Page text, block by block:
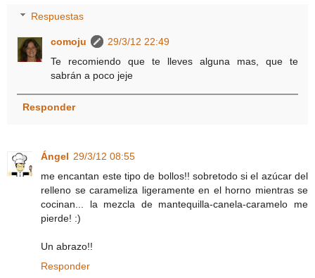
Respuestas
comoju
29/3/12 22:49
Te recomiendo que te lleves alguna mas, que te
sabrán a poco jeje
Responder
Ángel 29/3/12 08:55
me encantan este tipo de bollos!! sobretodo si el azúcar del
relleno se carameliza ligeramente en el horno mientras se
cocinan... la mezcla de mantequilla-canela-caramelo me
pierde! :)
Un abrazo!!
Responder